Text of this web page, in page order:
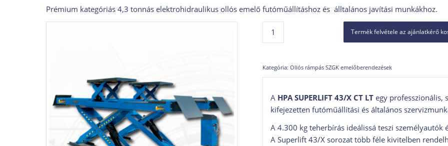
Prémium kategóriás 4,3 tonnás elektrohidraulikus ollós emelő futóműállításhoz és álltalános javítási munkákhoz.
Termék felvétele az ajánlatkérő
Kategória: Ollós rámpás SZGK emelőberendezések
A HPA SUPERLIFT 43/X CT LTegy professzionális,
kifejezetten futóműállítási és általános
A 4.300 kg teherbírás ideálissá teszi személyautók
A Superlift 43/X sorozat több féle kivitelben